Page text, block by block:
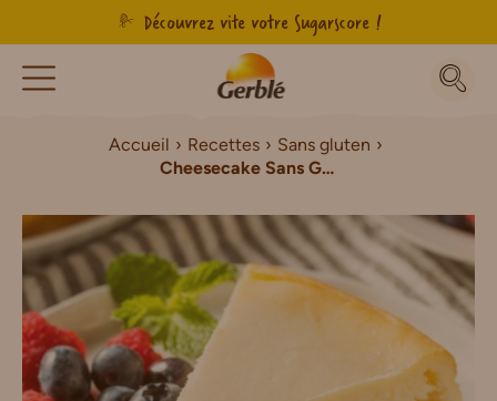
Découvrez vite votre Sugarscore !
Accueil Recettes
Sans gluten
Cheesecake Sans Gluten